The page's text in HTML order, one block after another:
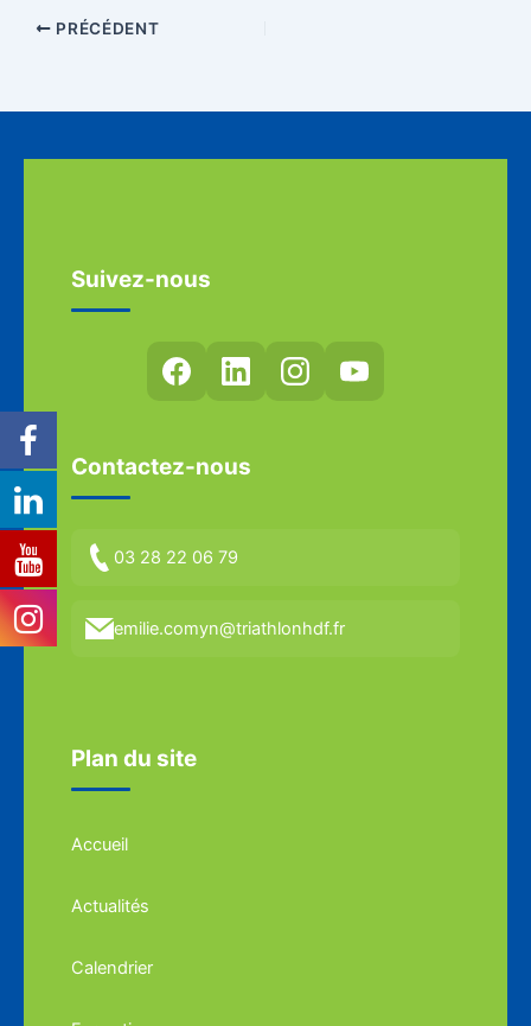
PRÉCÉDENT
Suivez-nous
Contactez-nous
03 28 22 06 79
emilie.comyn@triathlonhdf.fr
Plan du site
Accueil
Actualités
Calendrier